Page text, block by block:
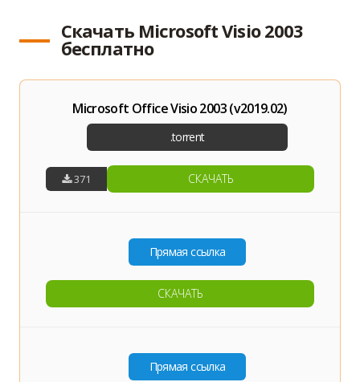
Скачать Microsoft Visio 2003
бесплатно
Microsoft Office Visio 2003 (v2019.02)
371 СКАЧАТЬ
СКАЧАТЬ